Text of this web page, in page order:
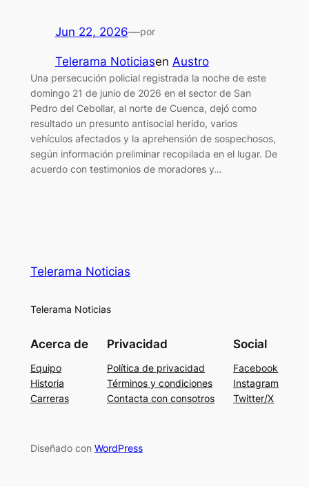
Jun 22, 2026—por
Telerama Noticiasen Austro
Una persecución policial registrada la noche de este
domingo 21 de junio de 2026 en el sector de San
Pedro del Cebollar, al norte de Cuenca, dejó como
resultado un presunto antisocial herido, varios
vehículos afectados y la aprehensión de sospechosos,
según información preliminar recopilada en el lugar. De
acuerdo con testimonios de moradores y…
Telerama Noticias
Telerama Noticias
Acerca de
Equipo
Historia
Carreras
Privacidad
Política de privacidad
Términos y condiciones
Contacta con consotros
Social
Facebook
Instagram
Twitter/X
Diseñado con WordPress